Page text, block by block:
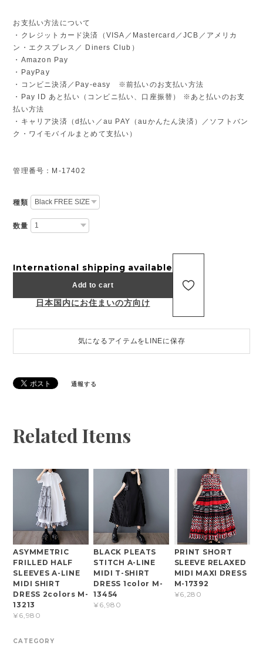
お支払い方法について
・クレジットカード決済（VISA／Mastercard／JCB／アメリカ
ン・エクスプレス／ Diners Club）
・Amazon Pay
・PayPay
・コンビニ決済／Pay-easy ※前払いのお支払い方法
・Pay ID あと払い（コンビニ払い、口座振替） ※あと払いのお支
払い方法
・キャリア決済（d払い／au PAY（auかんたん決済）／ソフトバン
ク・ワイモバイルまとめて支払い）
管理番号：M-17402
種類
数量
International shipping available
Add to cart
日本国内にお住まいの方向け
気になるアイテムをLINEに保存
通報する
Related Items
ASYMMETRIC
FRILLED HALF
SLEEVES A-LINE
MIDI SHIRT
DRESS 2colors M-
13213
¥6,980
BLACK PLEATS
STITCH A-LINE
MIDI T-SHIRT
DRESS 1color M-
13454
¥6,980
PRINT SHORT
SLEEVE RELAXED
MIDI MAXI DRESS
M-17392
¥6,280
CATEGORY